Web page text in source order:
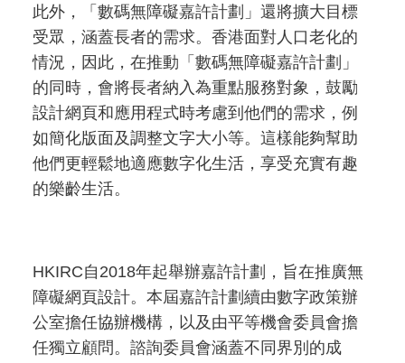
此外，「數碼無障礙嘉許計劃」還將擴大目標
受眾，涵蓋長者的需求。香港面對人口老化的
情況，因此，在推動「數碼無障礙嘉許計劃」
的同時，會將長者納入為重點服務對象，鼓勵
設計網頁和應用程式時考慮到他們的需求，例
如簡化版面及調整文字大小等。這樣能夠幫助
他們更輕鬆地適應數字化生活，享受充實有趣
的樂齡生活。
HKIRC自2018年起舉辦嘉許計劃，旨在推廣無
障礙網頁設計。本屆嘉許計劃續由數字政策辦
公室擔任協辦機構，以及由平等機會委員會擔
任獨立顧問。諮詢委員會涵蓋不同界別的成